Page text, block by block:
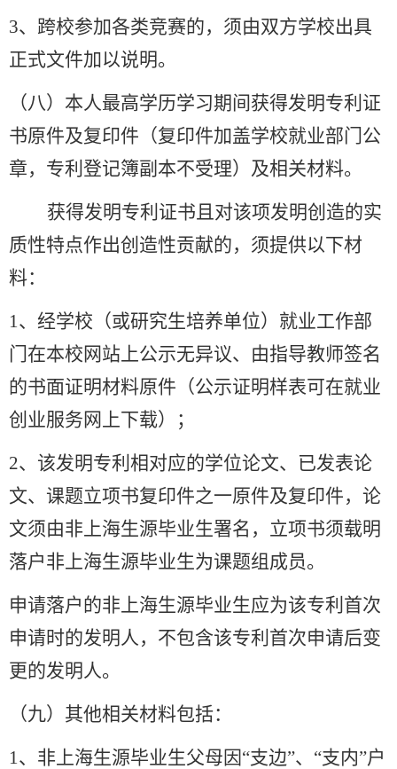
3、跨校参加各类竞赛的，须由双方学校出具
正式文件加以说明。
（八）本人最高学历学习期间获得发明专利证
书原件及复印件（复印件加盖学校就业部门公
章，专利登记簿副本不受理）及相关材料。
获得发明专利证书且对该项发明创造的实
质性特点作出创造性贡献的，须提供以下材
料：
1 、经学校（或研究生培养单位）就业工作部
门在本校网站上公示无异议、由指导教师签名
的书面证明材料原件（公示证明样表可在就业
创业服务网上下载）；
2、该发明专利相对应的学位论文、已发表论
文、课题立项书复印件之一原件及复印件，论
文须由非上海生源毕业生署名，立项书须载明
落户非上海生源毕业生为课题组成员。
申请落户的非上海生源毕业生应为该专利首次
申请时的发明人，不包含该专利首次申请后变
更的发明人。
（九）其他相关材料包括：
1 、非上海生源毕业生父母因“支边”、 “支内”户